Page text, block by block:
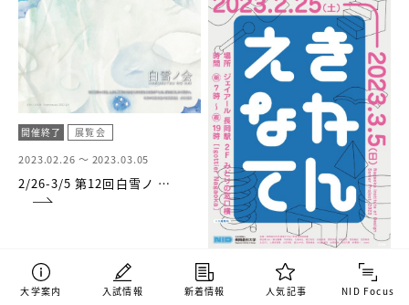
大学案内 入試情報 新着情報 人気記事 NID Focus
開催終了 展覧会
2023.02.26 ～ 2023.03.05
2/26-3/5 第12回白雪ノ …
展覧会
2023.02.25 ～2023.03.05